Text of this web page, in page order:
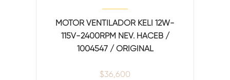
MOTOR VENTILADOR KELI 12W-
115V-2400RPM NEV. HACEB /
1004547 / ORIGINAL
$36,600